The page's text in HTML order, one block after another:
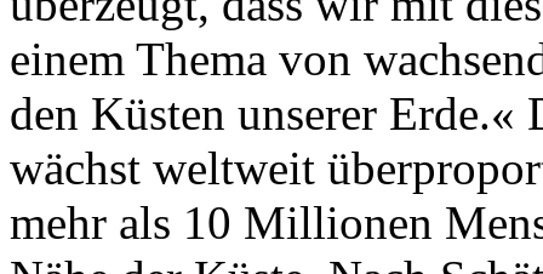
einem Thema von
den Küsten unserer
wächst weltweit
mehr als 10 Millionen